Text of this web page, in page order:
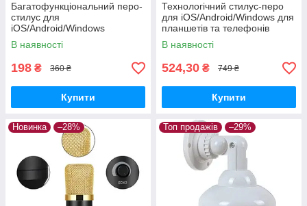
Багатофункціональний перо-
стилус для
iOS/Android/Windows
алюмінієвий сплав Білий
В наявності
198 ₴ 360 ₴
Купити
Технологічний стилус-перо
для iOS/Android/Windows для
планшетів та телефонів
Білий
В наявності
524,30 ₴ 749 ₴
Купити
Новинка –28% Топ продажів –29%